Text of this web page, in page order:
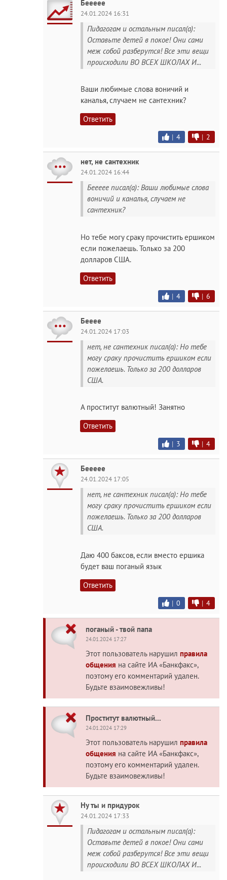
Беееее
24.01.2024 16:31
Пидагогам и остальным писал(а):
Оставьте детей в покое! Они сами
меж собой разберутся! Все эти вещи
происходили ВО ВСЕХ ШКОЛАХ И...
Ваши любимые слова воничий и
каналья, случаем не сантехник?
Ответить
| 4 | 2
нет, не сантехник
24.01.2024 16:44
Беееее писал(а): Ваши любимые слова
воничий и каналья, случаем не
сантехник?
Но тебе могу сраку прочистить ершиком
если пожелаешь. Только за 200
долларов США.
Ответить
| 4 | 6
Бееее
24.01.2024 17:03
нет, не сантехник писал(а): Но тебе
могу сраку прочистить ершиком если
пожелаешь. Только за 200 долларов
США.
А проститут валютный! Занятно
Ответить
| 3 | 4
Беееее
24.01.2024 17:05
нет, не сантехник писал(а): Но тебе
могу сраку прочистить ершиком если
пожелаешь. Только за 200 долларов
США.
Даю 400 баксов, если вместо ершика
будет ваш поганый язык
Ответить
| 0 | 4
поганый - твой папа
24.01.2024 17:27
Этот пользователь нарушил правила
общения на сайте ИА «Банкфакс»,
поэтому его комментарий удален.
Будьте взаимовежливы!
Проститут валютный...
24.01.2024 17:29
Этот пользователь нарушил правила
общения на сайте ИА «Банкфакс»,
поэтому его комментарий удален.
Будьте взаимовежливы!
Ну ты и придурок
24.01.2024 17:33
Пидагогам и остальным писал(а):
Оставьте детей в покое! Они сами
меж собой разберутся! Все эти вещи
происходили ВО ВСЕХ ШКОЛАХ И...